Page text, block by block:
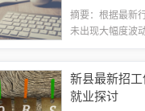
摘要：根据最新
未出现大幅度波
卜价格信息，请
新县最新招
就业探讨